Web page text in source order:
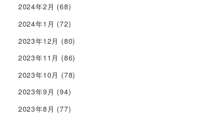
2024年2月 (68)
2024年1月 (72)
2023年12月 (80)
2023年11月 (86)
2023年10月 (78)
2023年9月 (94)
2023年8月 (77)